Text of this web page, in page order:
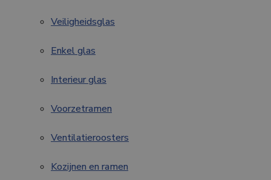
Veiligheidsglas
Enkel glas
Interieur glas
Voorzetramen
Ventilatieroosters
Kozijnen en ramen